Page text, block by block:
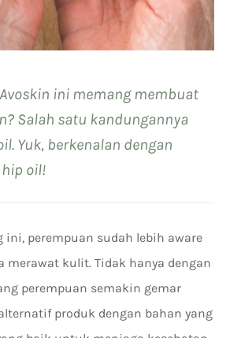
ini memang membuat
Salah satu kandungannya
Yuk, berkenalan dengan
oil!
ini, perempuan sudah lebih aware
merawat kulit. Tidak hanya dengan
perempuan semakin gemar
produk dengan bahan yang